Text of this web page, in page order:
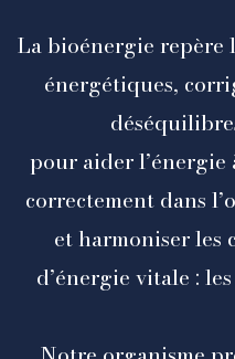
La bioénergie repère
énergétiques,
pour aider l’énergie
correctement dans
et harmoniser les
d’énergie vitale :